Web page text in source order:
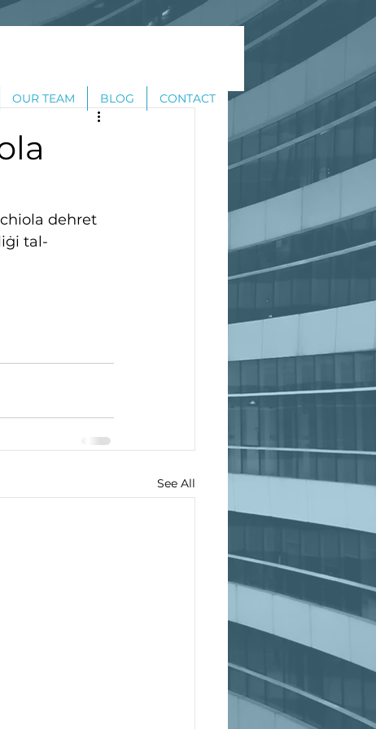
OUR TEAM BLOG CONTACT
dehret
tal-
See All